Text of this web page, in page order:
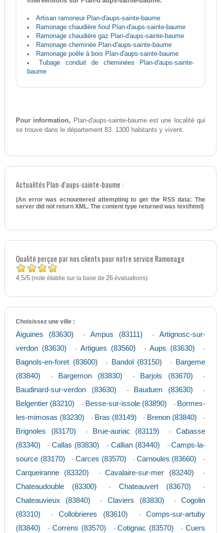
Artisan ramoneur Plan-d'aups-sainte-baume
Ramonage chaudière fioul Plan-d'aups-sainte-baume
Ramonage chaudière gaz Plan-d'aups-sainte-baume
Ramonage cheminée Plan-d'aups-sainte-baume
Ramonage poêle à bois Plan-d'aups-sainte-baume
Tubage conduit de cheminées Plan-d'aups-sainte-
baume
Pour information, Plan-d'aups-sainte-baume est une localité qui
se trouve dans le département 83. 1300 habitants y vivent.
Actualités Plan-d'aups-sainte-baume :
(An error was ecnountered attempting to get the RSS data: The
server did not return XML. The content type returned was text/html)
Qualité perçue par nos clients pour notre service Ramonage
4,5/5(note établie sur la base de 26évaluations)
Choisissez une ville :
Aiguines (83630) - Ampus (83111) -Artignosc-sur-
verdon (83630)
- Artigues (83560) -Aups (83630) -
Bagnols-en-foret (83600) - Bandol (83150) -
Bargeme
(83840)
- Bargemon (83830) - Barjols (83670) -
Baudinard-sur-verdon (83630) - Bauduen (83630) -
Belgentier (83210) - Besse-sur-issole (83890) - Bormes-
les-mimosas (83230)
- Bras (83149) - Brenon (83840) -
Brignoles (83170) - Brue-auriac (83119) -Cabasse
(83340)
- Callas (83830) - Callian (83440) -Camps-la-
source (83170)
- Carces (83570) - Carnoules (83660) -
Carqueiranne (83320) -Cavalaire-sur-mer (83240) -
Chateaudouble (83300) - Chateauvert (83670) -
Chateauvieux (83840) - Claviers (83830) -Cogolin
(83310)
- Collobrieres (83610) -Comps-sur-artuby
(83840)
- Correns (83570) -Cotignac (83570) -Cuers